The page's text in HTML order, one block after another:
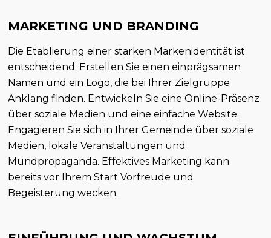
MARKETING UND BRANDING
Die Etablierung einer starken Markenidentität ist
entscheidend. Erstellen Sie einen einprägsamen
Namen und ein Logo, die bei Ihrer Zielgruppe
Anklang finden. Entwickeln Sie eine Online-Präsenz
über soziale Medien und eine einfache Website.
Engagieren Sie sich in Ihrer Gemeinde über soziale
Medien, lokale Veranstaltungen und
Mundpropaganda. Effektives Marketing kann
bereits vor Ihrem Start Vorfreude und
Begeisterung wecken.